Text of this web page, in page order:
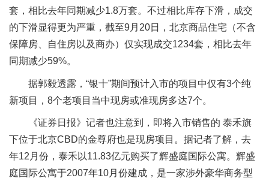
套，相比去年同期减少1.8万套。不过相比库存下滑，成交
的下滑显得更为严重，截至9月20日，北京商品住宅（不含
保障房、自住房以及商办）仅实现成交1234套，相比去年
同期减少59%。
据郭毅透露，“银十”期间预计入市的项目中仅有3个纯
新项目，8个老项目当中现房或准现房多达7个。
《证券日报》记者也注意到，即将入市销售的 泰禾旗
下位于北京CBD的金尊府也是现房项目。据记者了解，去
年12月份，泰禾以11.83亿元购买了辉盛庭国际公寓。辉盛
庭国际公寓于2007年10月份建成，是一家涉外豪华商务型